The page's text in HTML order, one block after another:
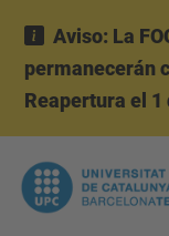
Aviso: La
permanecerán
Reapertura el